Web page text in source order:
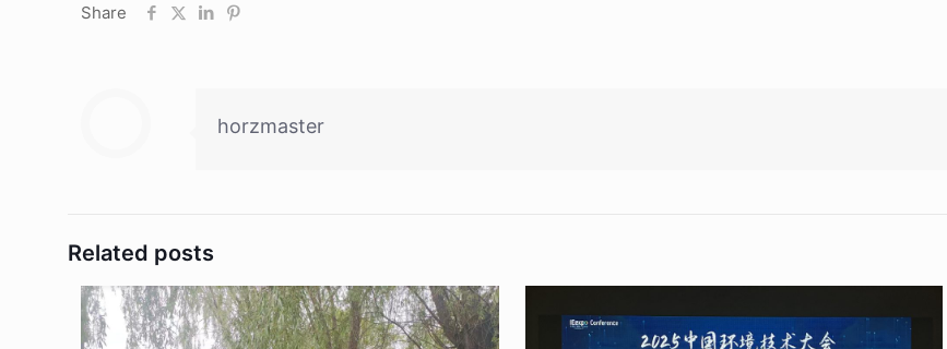
Share
horzmaster
Related posts